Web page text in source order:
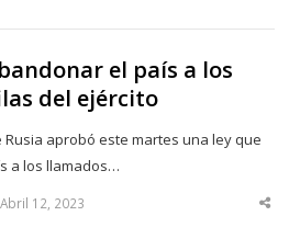
el país a los
del ejército
Rusia aprobó este martes una ley que
a los llamados…
12, 2023